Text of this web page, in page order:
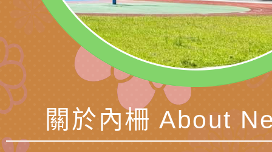
（教材）推薦實施計
理本(115)年「春遊
檢送桃園市政府家庭
「小桃家4月課程資
姻怎麼翻譯－青少年
工作坊」、「愛『原
親子共學同樂會」、
西門國小114學年度
親職教育講座「如何
情緒力？—用SEL玩
子溝通之秘訣」
有關財團法人中華國
礙者生命教育推廣協
「環保愛台灣」第五
檢送行政院新聞傳播
月份公共服務政策溝
有關桃園市政府家庭
關於內柵 About